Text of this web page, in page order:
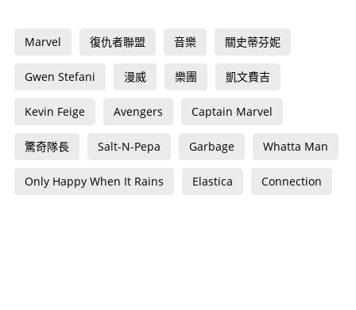
Marvel 復仇者聯盟 音樂 關史蒂芬妮
Gwen Stefani 漫威 樂團 凱文費吉
Kevin Feige Avengers Captain Marvel
驚奇隊長 Salt-N-Pepa Garbage Whatta Man
Only Happy When It Rains Elastica Connection